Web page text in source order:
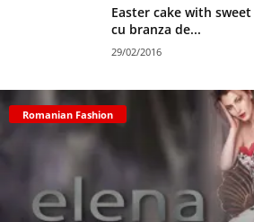
Easter cake with sweet
cu branza de...
29/02/2016
Romanian Fashion